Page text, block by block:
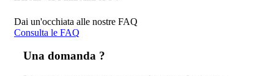
Dai un'occhiata alle nostre FAQ
Consulta le FAQ
Una domanda ?